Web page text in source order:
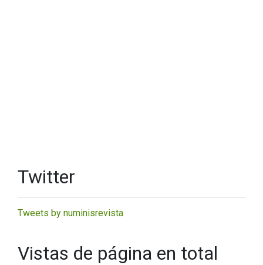
Twitter
Tweets by numinisrevista
Vistas de página en total